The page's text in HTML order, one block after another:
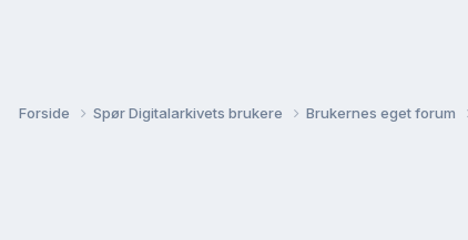
Forside Spør Digitalarkivets brukere Brukernes eget forum